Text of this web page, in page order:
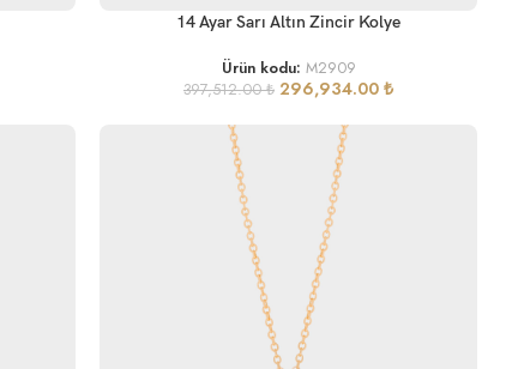
SEPETE EKLE14 Ayar Sarı Altın Zincir Kolye
Ürün kodu: M2909
397,512.00₺ 296,934.00 ₺